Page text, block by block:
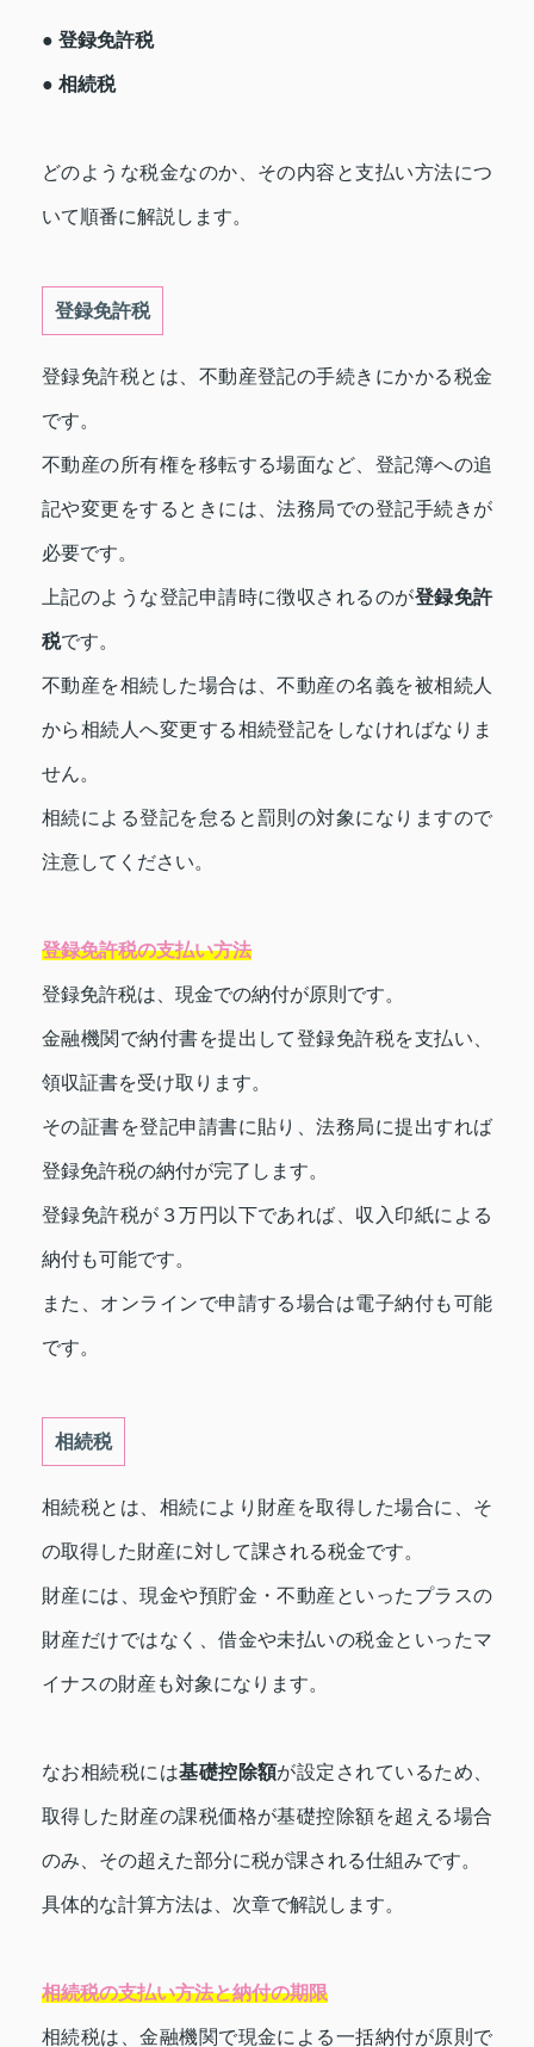
● 登録免許税
● 相続税
どのような税金なのか、その内容と支払い方法につ
いて順番に解説します。
登録免許税
登録免許税とは、不動産登記の手続きにかかる税金
です。
不動産の所有権を移転する場面など、登記簿への追
記や変更をするときには、法務局での登記手続きが
必要です。
上記のような登記申請時に徴収されるのが登録免許
税です。
不動産を相続した場合は、不動産の名義を被相続人
から相続人へ変更する相続登記をしなければなりま
せん。
相続による登記を怠ると罰則の対象になりますので
注意してください。
登録免許税の支払い方法
登録免許税は、現金での納付が原則です。
金融機関で納付書を提出して登録免許税を支払い、
領収証書を受け取ります。
その証書を登記申請書に貼り、法務局に提出すれば
登録免許税の納付が完了します。
登録免許税が３万円以下であれば、収入印紙による
納付も可能です。
また、オンラインで申請する場合は電子納付も可能
です。
相続税
相続税とは、相続により財産を取得した場合に、そ
の取得した財産に対して課される税金です。
財産には、現金や預貯金・不動産といったプラスの
財産だけではなく、借金や未払いの税金といったマ
イナスの財産も対象になります。
なお相続税には基礎控除額が設定されているため、
取得した財産の課税価格が基礎控除額を超える場合
のみ、その超えた部分に税が課される仕組みです。
具体的な計算方法は、次章で解説します。
相続税の支払い方法と納付の期限
相続税は、金融機関で現金による一括納付が原則で